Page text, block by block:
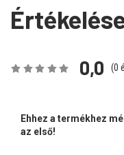
0,0 (0
Ehhez a termékhez
az első!